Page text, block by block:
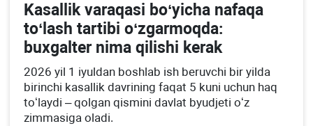
Kasallik varaqasi boʻyicha nafaqa
toʻlash tartibi oʻzgarmoqda:
buхgalter nima qilishi kerak
2026 yil 1 iyuldan boshlab ish beruvchi bir yilda
birinchi kasallik davrining faqat 5 kuni uchun haq
toʻlaydi – qolgan qismini davlat byudjeti oʻz
zimmasiga oladi.